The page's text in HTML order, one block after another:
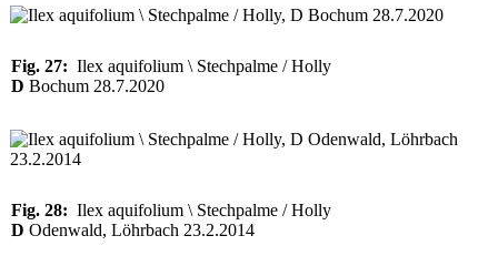
Fig. 27: Ilex aquifolium \ Stechpalme / Holly
D Bochum 28.7.2020
Fig. 28: Ilex aquifolium \ Stechpalme / Holly
D Odenwald, Löhrbach 23.2.2014